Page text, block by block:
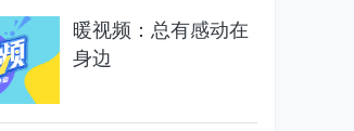
暖视频：总有感动在
身边